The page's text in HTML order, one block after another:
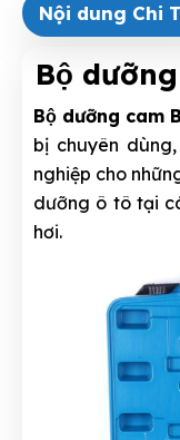
Nội dung Chi
Bộ
Bộ dưỡng cam
bị chuyên
nghiệp cho
dưỡng ô tô tại
hơi.